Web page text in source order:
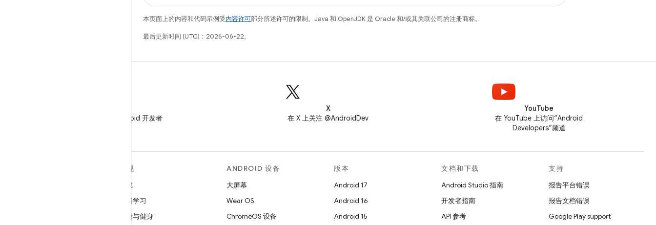
本页面上的内容和代码示例受内容许可部分所述许可的限制。Java 和 OpenJDK 是 Oracle 和/或其关联公司的注册商标。
最后更新时间 (UTC)：2026-06-22。
在微信中关注 Android 开发者
X
在 X 上关注 @AndroidDev
YouTube
在 YouTube 上访问“Android
Developers”频道
发现
游戏
机器学习
健康与健身
ANDROID 设备
大屏幕
Wear OS
ChromeOS 设备
版本
Android 17
Android 16
Android 15
文档和下载
Android Studio 指南
开发者指南
API 参考
支持
报告平台错误
报告文档错误
Google Play support